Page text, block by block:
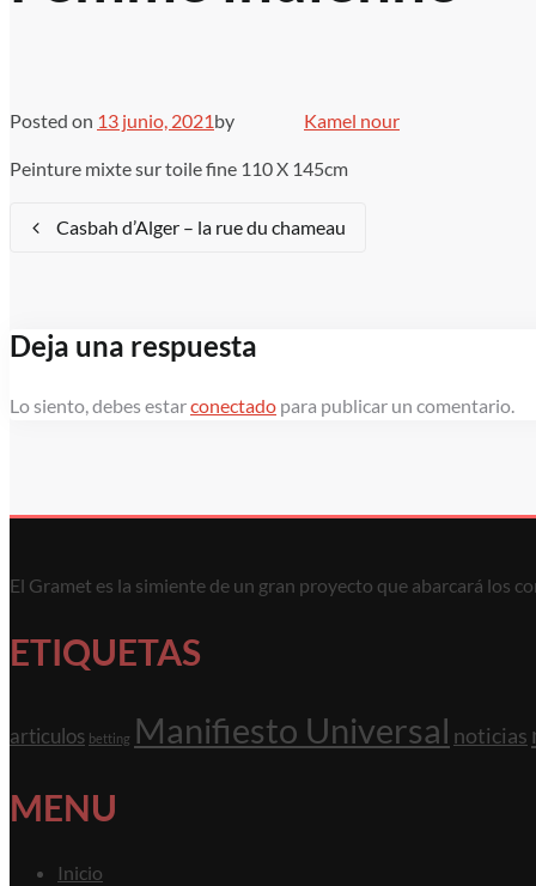
Posted on 13 junio, 2021by Kamel nour
Peinture mixte sur toile fine 110 X 145cm
Navegación
Casbah d’Alger – la rue du chameau
Deja una respuesta
Lo siento, debes estarconectado para publicar un comentario.
El Gramet es la simiente de un gran proyecto que abarcará los
ETIQUETAS
articulos betting Manifiesto Universal noticias
MENU
Inicio